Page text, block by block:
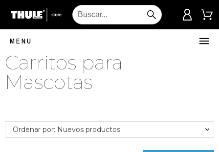
MENU
Carritos para
Mascotas
Ordenar por: Nuevos productos